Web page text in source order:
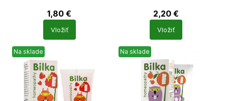
1,80 €
Počet
produktů
Vložiť
2,20 €
Počet
produktů
Vložiť
Na sklade Na sklade